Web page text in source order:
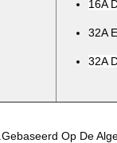
16A
32A
32A
Op De